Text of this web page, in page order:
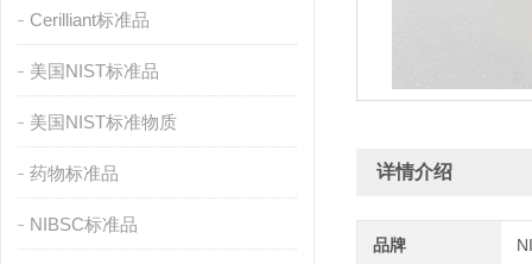
Cerilliant标准品
美国NIST标准品
美国NIST标准物质
药物标准品
NIBSC标准品
详情介绍
品牌